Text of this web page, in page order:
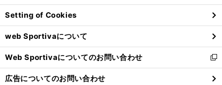
ン
ド
ウ
で
開
く
Setting of Cookies
web Sportivaについて
Web Sportivaについてのお問い合わせ
新
し
い
広告についてのお問い合わせ